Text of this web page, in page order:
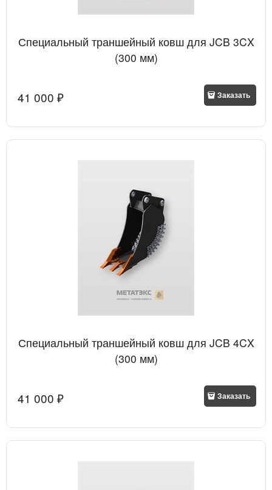
Специальный траншейный ковш для JCB 3CX
(300 мм)
41 000 ₽ Заказать
Специальный траншейный ковш для JCB 4CX
(300 мм)
41 000 ₽ Заказать